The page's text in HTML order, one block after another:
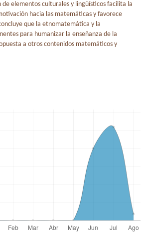
elementos culturales y lingüísticos facilita la
hacia las matemáticas y favorece
que la etnomatemática y la
para humanizar la enseñanza de la
a otros contenidos matemáticos y